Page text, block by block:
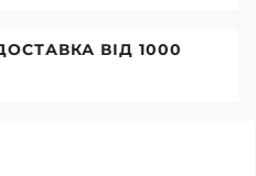
ВІД 1000